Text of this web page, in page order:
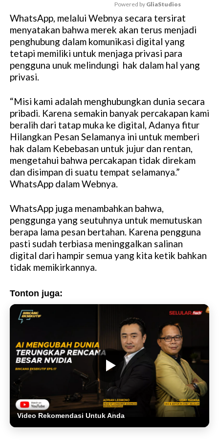
M
u
e
Powered by GliaStudios
WhatsApp, melalui Webnya secara tersirat
menyatakan bahwa merek akan terus menjadi
penghubung dalam komunikasi digital yang
tetapi memiliki untuk menjaga privasi para
pengguna unuk melindungi hak dalam hal yang
privasi.
“Misi kami adalah menghubungkan dunia secara
pribadi. Karena semakin banyak percakapan kami
beralih dari tatap muka ke digital, Adanya fitur
Hilangkan Pesan Selamanya ini untuk memberi
hak dalam Kebebasan untuk jujur ​​dan rentan,
mengetahui bahwa percakapan tidak direkam
dan disimpan di suatu tempat selamanya.”
WhatsApp dalam Webnya.
WhatsApp juga menambahkan bahwa,
penggunga yang seutuhnya untuk memutuskan
berapa lama pesan bertahan. Karena pengguna
pasti sudah terbiasa meninggalkan salinan
digital dari hampir semua yang kita ketik bahkan
tidak memikirkannya.
Tonton juga:
Video Rekomendasi Untuk Anda